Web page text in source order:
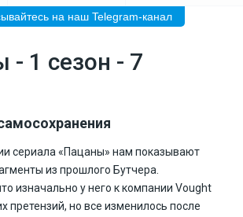
на наш Telegram-канал
- 1 сезон - 7
сериала «Пацаны» нам показывают
из прошлого Бутчера.
изначально у него к компании Vought
претензий, но все изменилось после